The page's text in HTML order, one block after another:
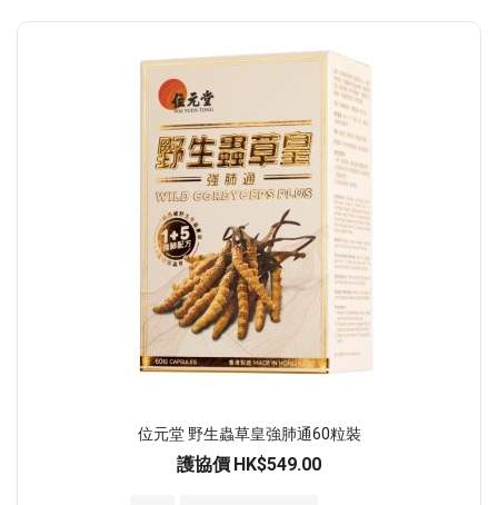
位元堂 野生蟲草皇強肺通60粒裝
護協價 HK$549.00